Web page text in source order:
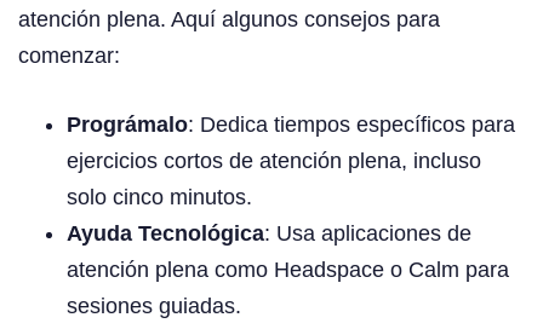
atención plena. Aquí algunos consejos para
comenzar:
Prográmalo: Dedica tiempos específicos para
ejercicios cortos de atención plena, incluso
solo cinco minutos.
Ayuda Tecnológica: Usa aplicaciones de
atención plena como Headspace o Calm para
sesiones guiadas.